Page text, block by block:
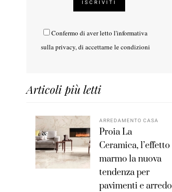
Confermo di aver letto l'informativa
sulla privacy, di accettarne le condizioni
Articoli più letti
ARREDAMENTO CASA
Proia La
Ceramica, l’effetto
marmo la nuova
tendenza per
pavimenti e arredo